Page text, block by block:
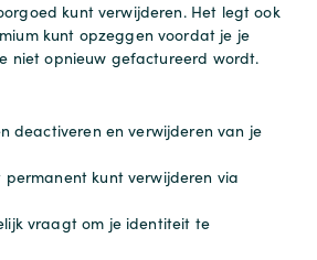
kunt verwijderen. Het legt ook
kunt opzeggen voordat je je
niet opnieuw gefactureerd wordt.
deactiveren en verwijderen van je
permanent kunt verwijderen via
vraagt om je identiteit te